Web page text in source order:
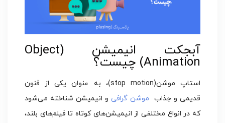
آبجکت انیمیشن (Object
Animation) چیست؟
استاپ موشن(stop motion)، به عنوان یکی از فنون
قدیمی و جذاب‌ موشن گرافی و انیمیشن شناخته می‌شود
که در انواع مختلفی از انیمیشن‌های کوتاه تا فیلم‌های بلند،